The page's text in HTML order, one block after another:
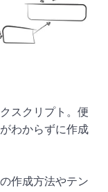
スクリプト。便
わからずに作成
作成方法やテン